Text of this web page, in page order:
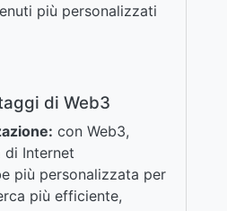
più personalizzati
di Web3
con Web3,
di Internet
più personalizzata per
più efficiente,